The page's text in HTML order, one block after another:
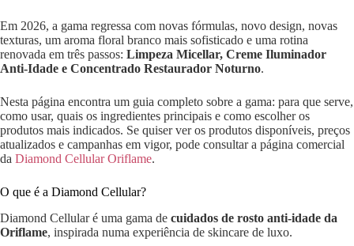
Em 2026, a gama regressa com novas fórmulas, novo design, novas
texturas, um aroma floral branco mais sofisticado e uma rotina
renovada em três passos: Limpeza Micellar, Creme Iluminador
Anti-Idade e Concentrado Restaurador Noturno.
Nesta página encontra um guia completo sobre a gama: para que serve,
como usar, quais os ingredientes principais e como escolher os
produtos mais indicados. Se quiser ver os produtos disponíveis, preços
atualizados e campanhas em vigor, pode consultar a página comercial
da Diamond Cellular Oriflame.
O que é a Diamond Cellular?
Diamond Cellular é uma gama de cuidados de rosto anti-idade da
Oriflame, inspirada numa experiência de skincare de luxo.